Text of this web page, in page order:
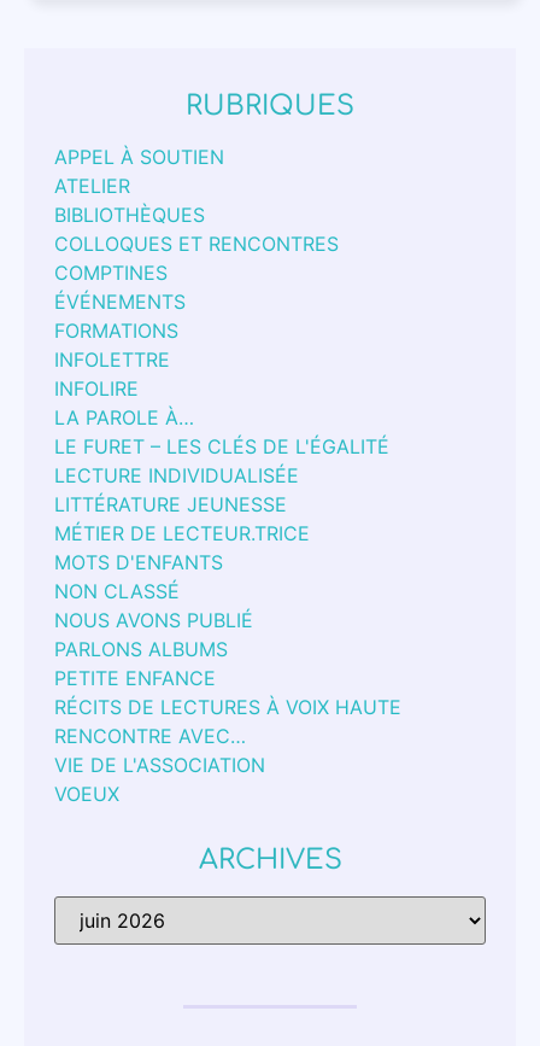
RUBRIQUES
APPEL À SOUTIEN
ATELIER
BIBLIOTHÈQUES
COLLOQUES ET RENCONTRES
COMPTINES
ÉVÉNEMENTS
FORMATIONS
INFOLETTRE
INFOLIRE
LA PAROLE À…
LE FURET – LES CLÉS DE L'ÉGALITÉ
LECTURE INDIVIDUALISÉE
LITTÉRATURE JEUNESSE
MÉTIER DE LECTEUR.TRICE
MOTS D'ENFANTS
NON CLASSÉ
NOUS AVONS PUBLIÉ
PARLONS ALBUMS
PETITE ENFANCE
RÉCITS DE LECTURES À VOIX HAUTE
RENCONTRE AVEC…
VIE DE L'ASSOCIATION
VOEUX
ARCHIVES